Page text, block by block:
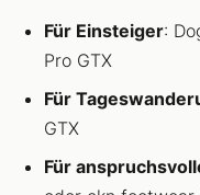
Für Einsteiger:
Pro GTX
Für
GTX
Für